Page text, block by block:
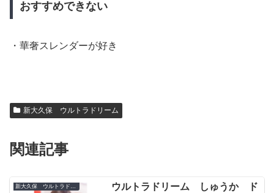
おすすめできない
・華奢スレンダーが好き
新大久保 ウルトラドリーム
関連記事
新大久保 ウルトラドリーム
ウルトラドリーム しゅうか ド